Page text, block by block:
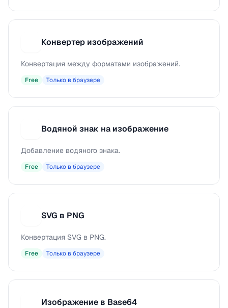
Конвертер изображений
Конвертация между форматами изображений.
Free Только в браузере
Водяной знак на изображение
Добавление водяного знака.
Free Только в браузере
SVG в PNG
Конвертация SVG в PNG.
Free Только в браузере
Изображение в Base64